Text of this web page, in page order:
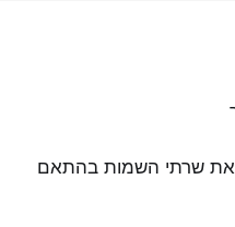
את שרתי השמות בהתאם